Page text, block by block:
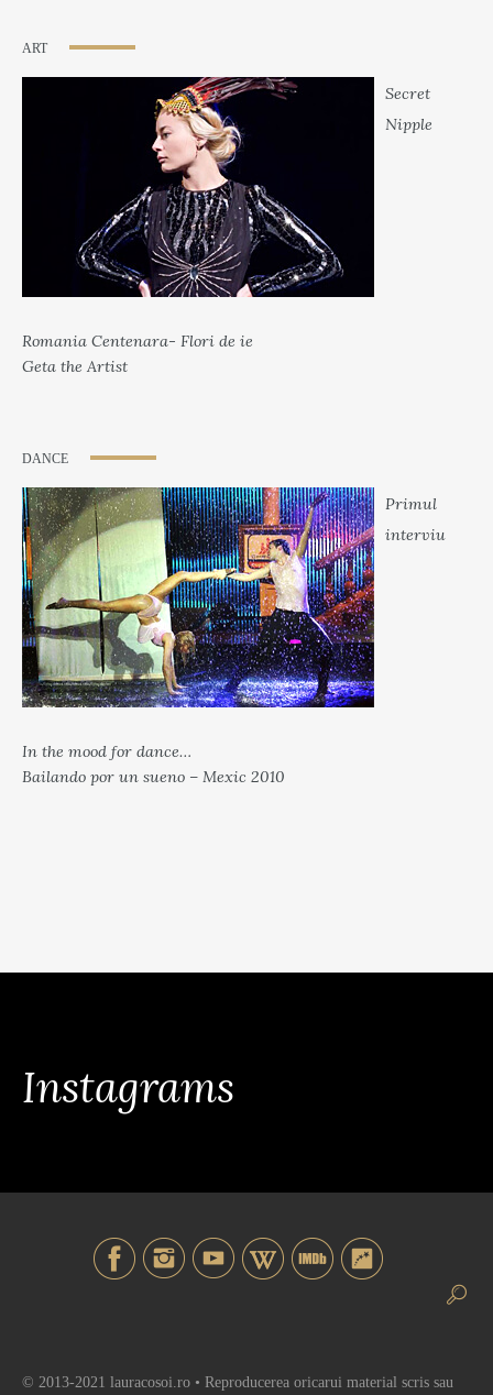
ART
Secret
Nipple
Romania Centenara- Flori de ie
Geta the Artist
DANCE
Primul
interviu
In the mood for dance…
Bailando por un sueno – Mexic 2010
Instagrams
© 2013-2021 lauracosoi.ro • Reproducerea oricarui material scris sau